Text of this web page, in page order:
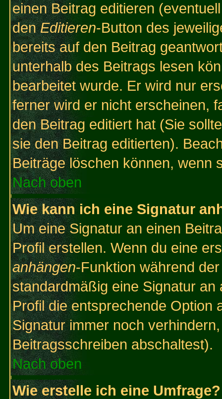
einen Beitrag editieren
denEditieren-Button des
bereits auf den Beitrag
unterhalb des Beitrags lesen
bearbeitet wurde. Er wird nur
ferner wird er nicht erscheinen,
den Beitrag editiert hat (Sie
sie den Beitrag editierten).
Beiträge löschen können, wenn
Nach oben
Wie kann ich eine Signatur
Um eine Signatur an einen
Profil erstellen. Wenn du eine
anhängen-Funktion während
standardmäßig eine Signatur
Profil die entsprechende Option
Signatur immer noch
Beitragsschreiben abschaltest).
Nach oben
Wie erstelle ich eine Umfrage?